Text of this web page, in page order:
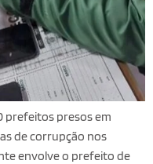
prefeitos presos em
de corrupção nos
envolve o prefeito de